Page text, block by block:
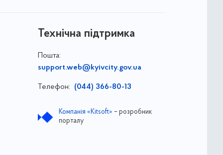
Технічна підтримка
Пошта:
support.web@kyivcity.gov.ua
Телефон: (044) 366-80-13
Компанія «Kitsoft» – розробник
порталу